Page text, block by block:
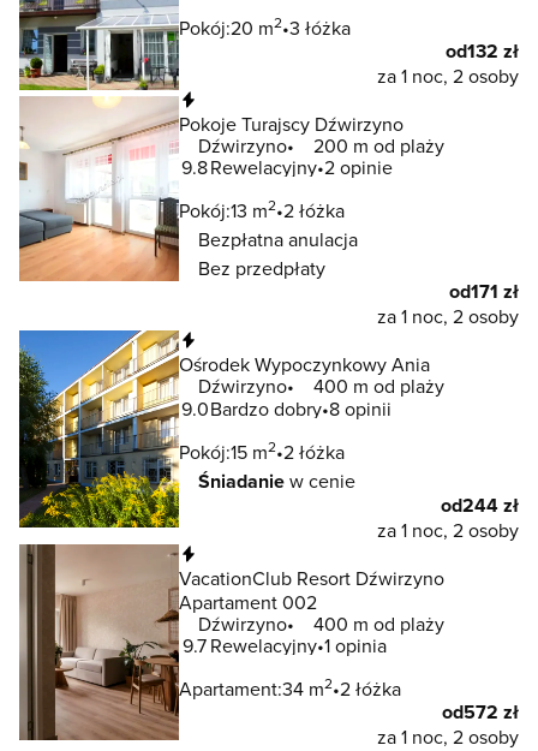
Pokój:20 m2 3 łóżka
od132 zł
za 1 noc, 2 osoby
Pokoje Turajscy Dźwirzyno
Dźwirzyno
200 m od plaży
9.8Rewelacyjny 2 opinie
Pokój:13 m2 2 łóżka
Bezpłatna anulacja
Bez przedpłaty
od171 zł
za 1 noc, 2 osoby
Ośrodek Wypoczynkowy Ania
Dźwirzyno
400 m od plaży
9.0Bardzo dobry 8 opinii
Pokój:15 m2 2 łóżka
Śniadaniew cenie
od244 zł
za 1 noc, 2 osoby
VacationClub Resort Dźwirzyno
Apartament 002
Dźwirzyno
400 m od plaży
9.7Rewelacyjny 1 opinia
Apartament:34 m2 2 łóżka
od572 zł
za 1 noc, 2 osoby